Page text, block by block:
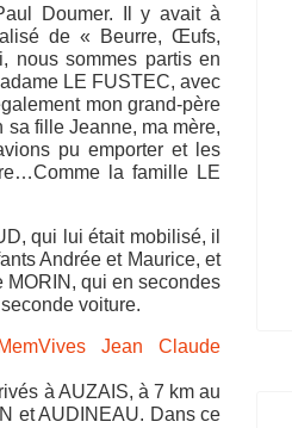
Doumer. Il y avait à
de « Beurre, Œufs,
nous sommes partis en
LE FUSTEC, avec
mon grand-père
sa fille Jeanne, ma mère,
pu emporter et les
la famille LE
qui lui était mobilisé, il
Andrée et Maurice, et
MORIN, qui en secondes
voiture.
à AUZAIS, à 7 km au
et AUDINEAU. Dans ce